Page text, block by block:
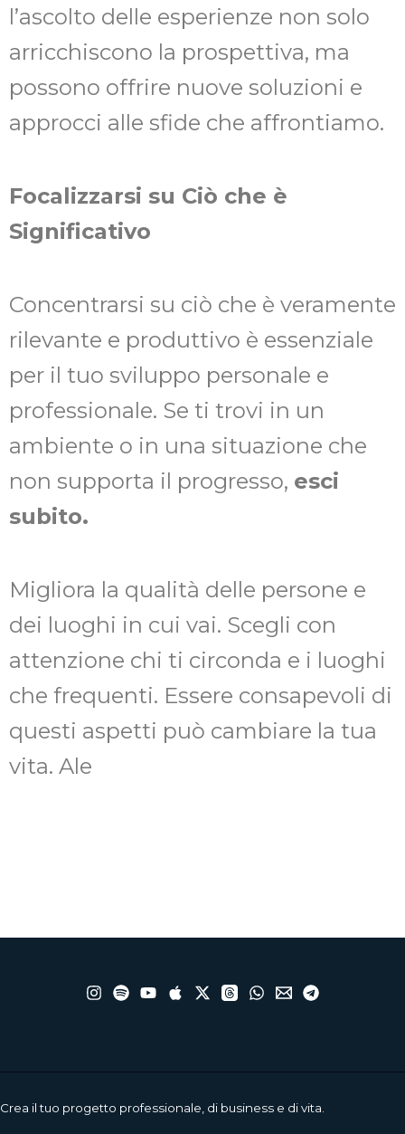
l’ascolto delle esperienze non solo
arricchiscono la prospettiva, ma
possono offrire nuove soluzioni e
approcci alle sfide che affrontiamo.
Focalizzarsi su Ciò che è
Significativo
Concentrarsi su ciò che è veramente
rilevante e produttivo è essenziale
per il tuo sviluppo personale e
professionale. Se ti trovi in un
ambiente o in una situazione che
non supporta il progresso, esci
subito.
Migliora la qualità delle persone e
dei luoghi in cui vai. Scegli con
attenzione chi ti circonda e i luoghi
che frequenti. Essere consapevoli di
questi aspetti può cambiare la tua
vita. Ale
Crea il tuo progetto professionale, di business e di vita.